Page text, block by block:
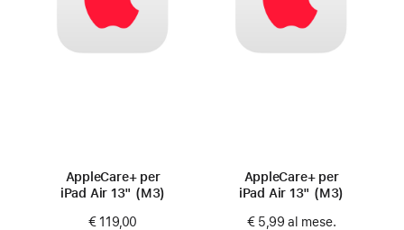
AppleCare+ per
iPad Air 13" (M3)
€ 119,00
AppleCare+ per
iPad Air 13" (M3)
€ 5,99 al mese.